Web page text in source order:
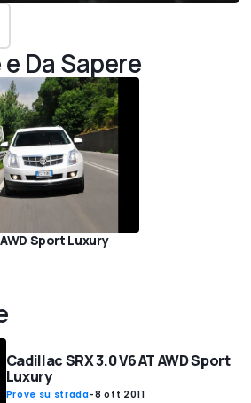
Da Sapere
Sport Luxury
Cadillac SRX 3.0 V6 AT AWD Sport
Luxury
Prove su strada-8 ott 2011